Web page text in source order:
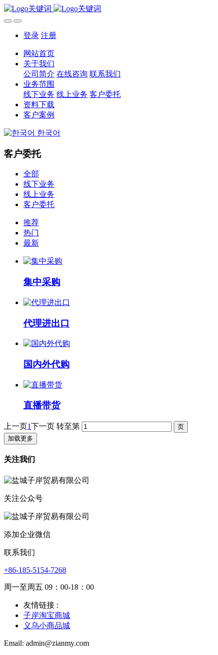
登录 注册
网站首页
关于我们
公司简介 在线咨询 联系我们
业务范围
线下业务 线上业务 客户委托
资料下载
客户案例
한국어
客户委托
全部
线下业务
线上业务
客户委托
推荐
热门
最新
集中采购
代理进出口
国内外代购
直播带货
上一页1下一页 转至第
加载更多
关注我们
关注公众号
添加企业微信
联系我们
+86-185-5154-7268
周一至周五 09：00-18：00
友情链接 :
子岸淘宝商城
义乌小商品城
Email: admin@zianmy.com